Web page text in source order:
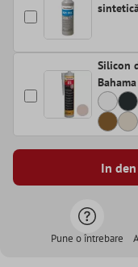
Silicon
In
Pune o întrebare